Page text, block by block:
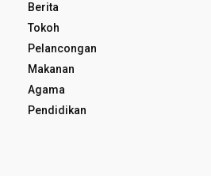
Berita
Tokoh
Pelancongan
Makanan
Agama
Pendidikan